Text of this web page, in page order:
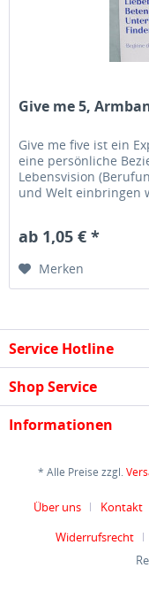
Give me 5,
Give me five ist ein
eine persönliche
Lebensvision
und Welt einbringen
ab 1,05 € *
Merken
Service Hotline
Shop Service
Informationen
* Alle Preise zzgl.
Über uns Kontakt
Widerrufsrecht